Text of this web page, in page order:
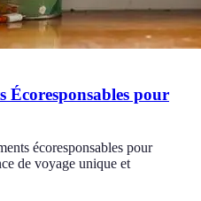
Écoresponsables pour
écoresponsables pour
de voyage unique et